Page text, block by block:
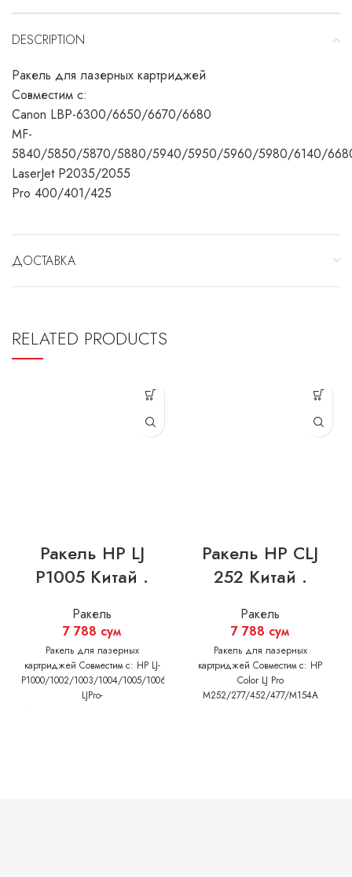
DESCRIPTION
Ракель для лазерных картриджей
Совместим с:
Canon LBP-6300/6650/6670/6680
MF-
5840/5850/5870/5880/5940/5950/5960/5980/6140/
LaserJet P2035/2055
Pro 400/401/425
ДОСТАВКА
RELATED PRODUCTS
Ракель HP LJ
P1005 Китай .
Ракель
7 788 сум
Ракель для лазерных
картриджей Совместим с: HP LJ-
P1000/1002/1003/1004/1005/1006/1007/1008/1009
LJPro-
Ракель HP CLJ
252 Китай .
Ракель
7 788 сум
Ракель для лазерных
картриджей Совместим с: HP
Color LJ Pro
M252/277/452/477/M154A